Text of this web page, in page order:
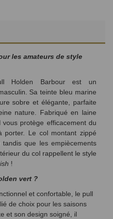
les amateurs de style
Holden Barbour est un
Sa teinte bleu marine
sobre et élégante, parfaite
nature. Fabriqué en laine
protège efficacement du
Le col montant zippé
que les empiècements
du col rappellent le style
!
vert ?
et confortable, le pull
de choix pour les saisons
et son design soigné, il